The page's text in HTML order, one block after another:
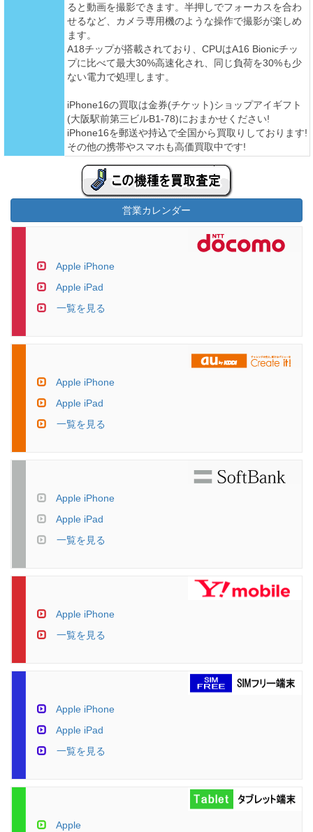
ると動画を撮影できます。半押しでフォーカスを合わ
せるなど、カメラ専用機のような操作で撮影が楽しめ
ます。
A18チップが搭載されており、CPUはA16 Bionicチッ
プに比べて最大30%高速化され、同じ負荷を30%も少
ない電力で処理します。
iPhone16の買取は金券(チケット)ショップアイギフト
(大阪駅前第三ビルB1-78)におまかせください!
iPhone16を郵送や持込で全国から買取りしております!
その他の携帯やスマホも高価買取中です!
営業カレンダー
Apple iPhone
Apple iPad
一覧を見る
Apple iPhone
Apple iPad
一覧を見る
Apple iPhone
Apple iPad
一覧を見る
Apple iPhone
一覧を見る
Apple iPhone
Apple iPad
一覧を見る
Apple